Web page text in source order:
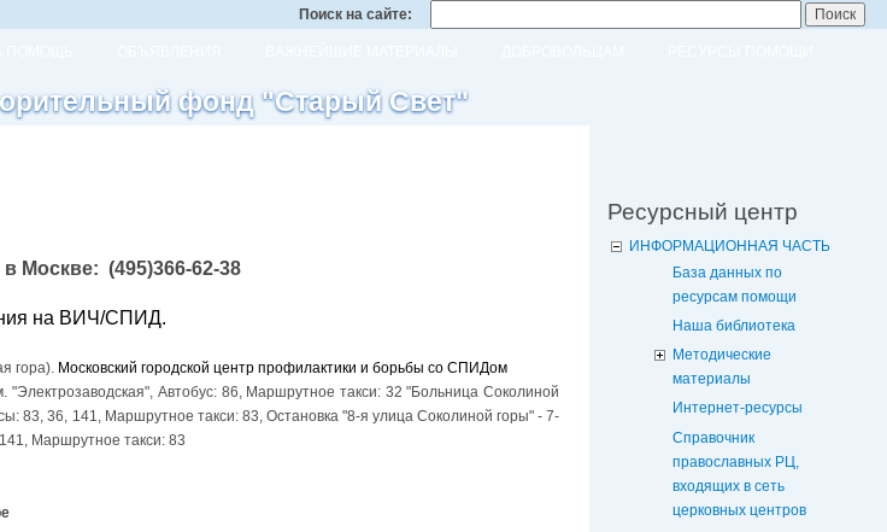
Поиск на сайте:
фонд "Старый Свет"
Москве: (495)366-62-38
на ВИЧ/СПИД.
гора). Московский городской центр профилактики и борьбы со СПИДом
"Электрозаводская", Автобус: 86, Маршрутное такси: 32 "Больница Соколиной
83, 36, 141, Маршрутное такси: 83, Остановка "8-я улица Соколиной горы" - 7-
Маршрутное такси: 83
Ресурсный центр
ИНФОРМАЦИОННАЯ ЧАСТЬ
База данных по
ресурсам помощи
Наша библиотека
Методические
материалы
Интернет-ресурсы
Справочник
православных РЦ,
входящих в сеть
церковных центров